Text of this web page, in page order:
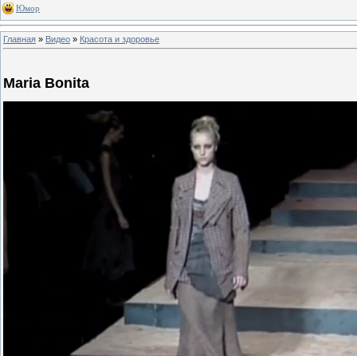
Юмор
Главная » Видео » Красота и здоровье
Maria Bonita